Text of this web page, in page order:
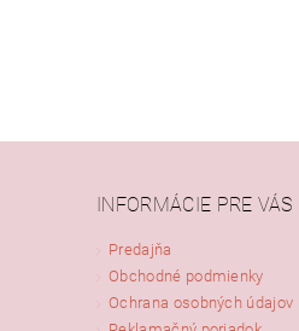
INFORMÁCIE PRE VÁS
Predajňa
Obchodné podmienky
Ochrana osobných údajov